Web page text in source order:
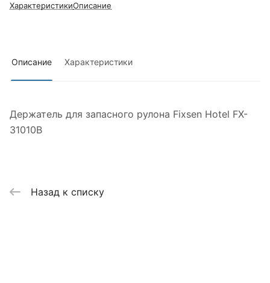
ХарактеристикиОписание
Описание Характеристики
Держатель для запасного рулона Fixsen Hotel FX-
31010B
Назад к списку